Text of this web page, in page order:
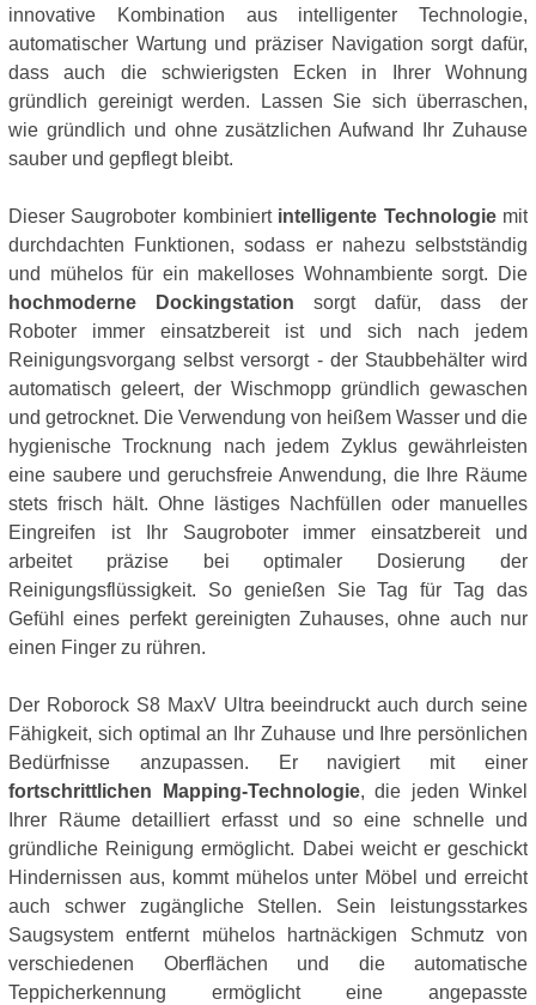
innovative Kombination aus intelligenter Technologie,
automatischer Wartung und präziser Navigation sorgt dafür,
dass auch die schwierigsten Ecken in Ihrer Wohnung
gründlich gereinigt werden. Lassen Sie sich überraschen,
wie gründlich und ohne zusätzlichen Aufwand Ihr Zuhause
sauber und gepflegt bleibt.
Dieser Saugroboter kombiniert intelligente Technologie mit
durchdachten Funktionen, sodass er nahezu selbstständig
und mühelos für ein makelloses Wohnambiente sorgt. Die
hochmoderne Dockingstation sorgt dafür, dass der
Roboter immer einsatzbereit ist und sich nach jedem
Reinigungsvorgang selbst versorgt - der Staubbehälter wird
automatisch geleert, der Wischmopp gründlich gewaschen
und getrocknet. Die Verwendung von heißem Wasser und die
hygienische Trocknung nach jedem Zyklus gewährleisten
eine saubere und geruchsfreie Anwendung, die Ihre Räume
stets frisch hält. Ohne lästiges Nachfüllen oder manuelles
Eingreifen ist Ihr Saugroboter immer einsatzbereit und
arbeitet präzise bei optimaler Dosierung der
Reinigungsflüssigkeit. So genießen Sie Tag für Tag das
Gefühl eines perfekt gereinigten Zuhauses, ohne auch nur
einen Finger zu rühren.
Der Roborock S8 MaxV Ultra beeindruckt auch durch seine
Fähigkeit, sich optimal an Ihr Zuhause und Ihre persönlichen
Bedürfnisse anzupassen. Er navigiert mit einer
fortschrittlichen Mapping-Technologie, die jeden Winkel
Ihrer Räume detailliert erfasst und so eine schnelle und
gründliche Reinigung ermöglicht. Dabei weicht er geschickt
Hindernissen aus, kommt mühelos unter Möbel und erreicht
auch schwer zugängliche Stellen. Sein leistungsstarkes
Saugsystem entfernt mühelos hartnäckigen Schmutz von
verschiedenen Oberflächen und die automatische
Teppicherkennung ermöglicht eine angepasste